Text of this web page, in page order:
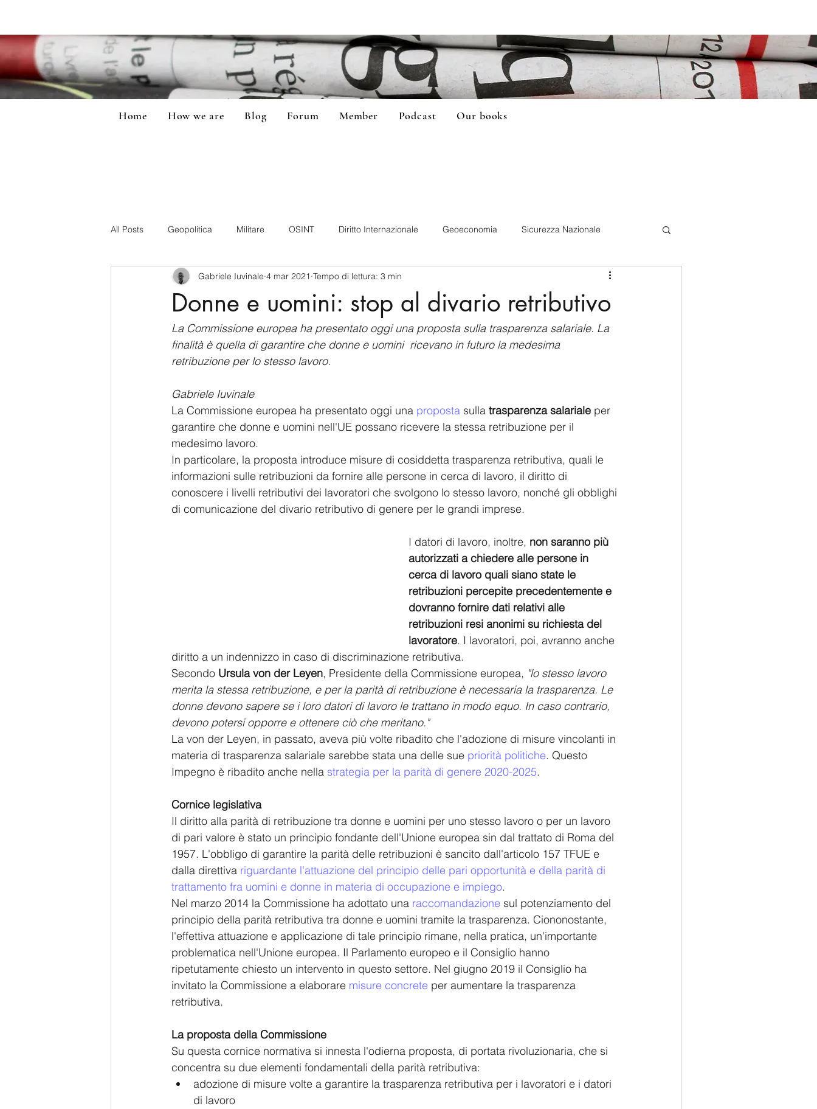
Home How we are Blog Forum Member Podcast Our books
All Posts Geopolitica Militare OSINT Diritto Internazionale Geoeconomia Sicurezza Nazionale
CyberSecurity Information Tecnology America-Latina e Caraibi (LAC)
USA Nuova Zelanda Russia Giappone India Corea del Nord Corea del Sud
Polo Nord
Donne e uomini: stop al divario retributivo
Gabriele Iuvinale 4 mar 2021 Tempo di lettura: 3 min
La Commissione europea ha presentato oggi una proposta sulla trasparenza salariale. La
finalità è quella di garantire che donne e uomini  ricevano in futuro la medesima
retribuzione per lo stesso lavoro.
Gabriele Iuvinale
La Commissione europea ha presentato oggi una proposta sulla trasparenza salariale per
garantire che donne e uomini nell'UE possano ricevere la stessa retribuzione per il
medesimo lavoro.
In particolare, la proposta introduce misure di cosiddetta trasparenza retributiva, quali le
informazioni sulle retribuzioni da fornire alle persone in cerca di lavoro, il diritto di
conoscere i livelli retributivi dei lavoratori che svolgono lo stesso lavoro, nonché gli obblighi
di comunicazione del divario retributivo di genere per le grandi imprese.
I datori di lavoro, inoltre, non saranno più
autorizzati a chiedere alle persone in
cerca di lavoro quali siano state le
retribuzioni percepite precedentemente e
dovranno fornire dati relativi alle
retribuzioni resi anonimi su richiesta del
lavoratore. I lavoratori, poi, avranno anche
diritto a un indennizzo in caso di discriminazione retributiva.
Secondo Ursula von der Leyen, Presidente della Commissione europea, "lo stesso lavoro
merita la stessa retribuzione, e per la parità di retribuzione è necessaria la trasparenza. Le
donne devono sapere se i loro datori di lavoro le trattano in modo equo. In caso contrario,
devono potersi opporre e ottenere ciò che meritano."
La von der Leyen, in passato, aveva più volte ribadito che l'adozione di misure vincolanti in
materia di trasparenza salariale sarebbe stata una delle sue priorità politiche. Questo
Impegno è ribadito anche nella strategia per la parità di genere 2020-2025.
Cornice legislativa
Il diritto alla parità di retribuzione tra donne e uomini per uno stesso lavoro o per un lavoro
di pari valore è stato un principio fondante dell'Unione europea sin dal trattato di Roma del
1957. L'obbligo di garantire la parità delle retribuzioni è sancito dall'articolo 157 TFUE e
dalla direttiva riguardante l'attuazione del principio delle pari opportunità e della parità di
trattamento fra uomini e donne in materia di occupazione e impiego.
Nel marzo 2014 la Commissione ha adottato una raccomandazione sul potenziamento del
principio della parità retributiva tra donne e uomini tramite la trasparenza. Ciononostante,
l'effettiva attuazione e applicazione di tale principio rimane, nella pratica, un'importante
problematica nell'Unione europea. Il Parlamento europeo e il Consiglio hanno
ripetutamente chiesto un intervento in questo settore. Nel giugno 2019 il Consiglio ha
invitato la Commissione a elaborare misure concrete per aumentare la trasparenza
retributiva.
La proposta della Commissione
Su questa cornice normativa si innesta l'odierna proposta, di portata rivoluzionaria, che si
concentra su due elementi fondamentali della parità retributiva:
adozione di misure volte a garantire la trasparenza retributiva per i lavoratori e i datori
di lavoro